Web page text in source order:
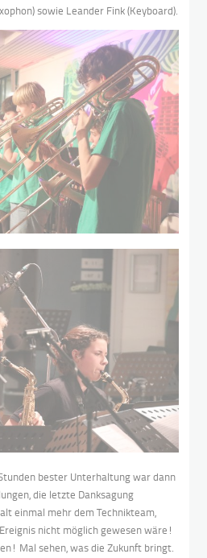
sowie Leander Fink (Keyboard).
bester Unterhaltung war dann
die letzte Danksagung
einmal mehr dem Technikteam,
nicht möglich gewesen wäre!
Mal sehen, was die Zukunft bringt.